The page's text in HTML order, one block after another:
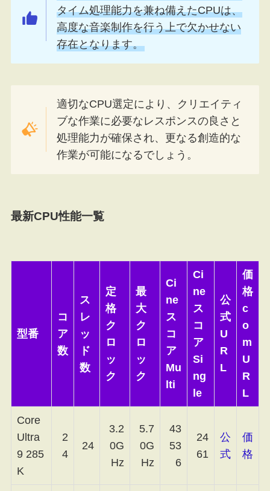
タイム処理能力を兼ね備えたCPUは、
高度な音楽制作を行う上で欠かせない
存在となります。
適切なCPU選定により、クリエイティ
ブな作業に必要なレスポンスの良さと
処理能力が確保され、更なる創造的な
作業が可能になるでしょう。
最新CPU性能一覧
型番
コ
ア
数
ス
レ
ッ
ド
数
定
格
ク
ロ
ッ
ク
最
大
ク
ロ
ッ
ク
Ci
ne
ス
コ
ア
Mu
lti
Ci
ne
ス
コ
ア
Si
ng
le
公
式
U
R
L
価
格
c
o
m
U
R
L
Core
Ultra
9 285
K
2
4
24
3.2
0G
Hz
5.7
0G
Hz
43
53
6
24
61
公
式
価
格